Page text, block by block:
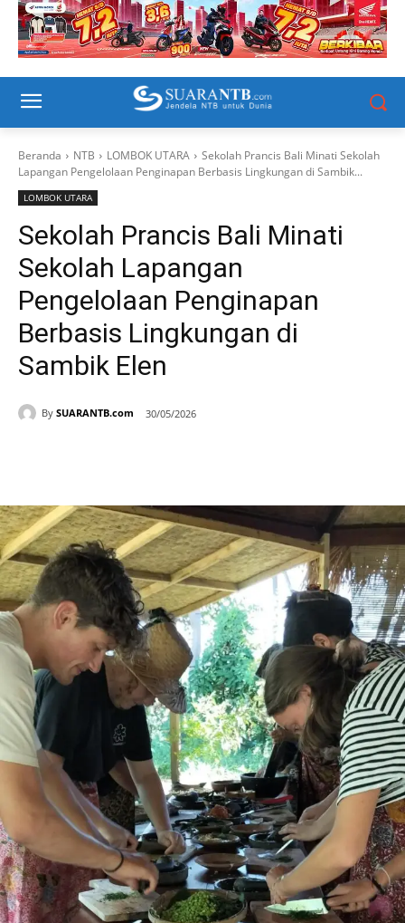
Beranda NTB LOMBOK UTARA
Sekolah Prancis Bali Minati Sekolah
Lapangan Pengelolaan Penginapan Berbasis Lingkungan di Sambik...
LOMBOK UTARA
Sekolah Prancis Bali Minati
Sekolah Lapangan
Pengelolaan Penginapan
Berbasis Lingkungan di
Sambik Elen
By SUARANTB.com 30/05/2026